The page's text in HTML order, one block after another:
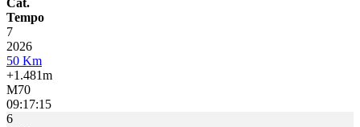
Tempo
7
2026
50 Km
+1.481m
M70
09:17:15
6